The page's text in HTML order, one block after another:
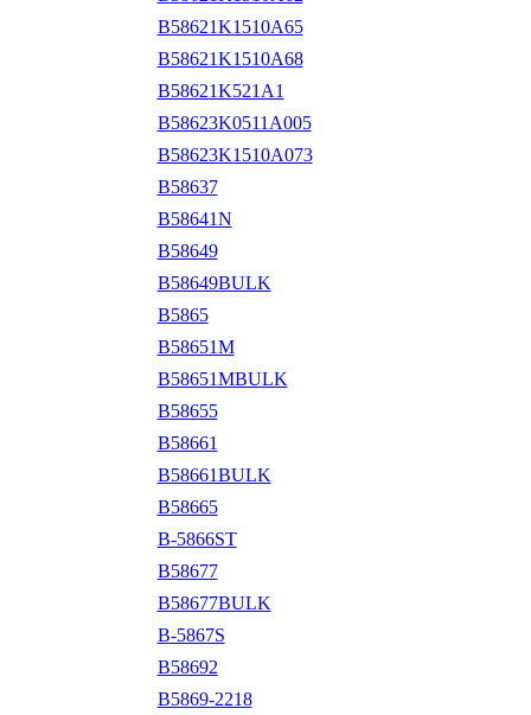
B58621K1510A65
B58621K1510A68
B58621K521A1
B58623K0511A005
B58623K1510A073
B58637
B58641N
B58649
B58649BULK
B5865
B58651M
B58651MBULK
B58655
B58661
B58661BULK
B58665
B-5866ST
B58677
B58677BULK
B-5867S
B58692
B5869-2218